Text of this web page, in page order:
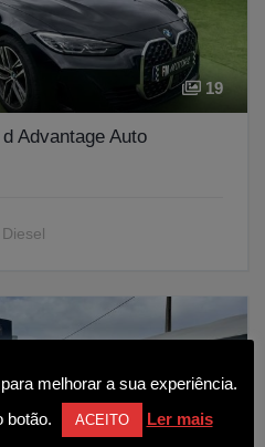
19
Advantage Auto
Diesel
melhorar a sua experiência.
botão.
ACEITO Ler mais